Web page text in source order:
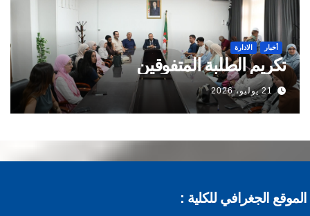
أخبار الادارة
تكريم الطلبة المتفوقين
21 يوليو، 2026
الجغرافي للكلية :